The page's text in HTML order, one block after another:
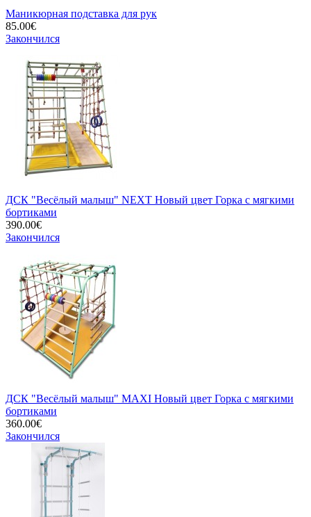
Маникюрная подставка для рук
85.00€
Закончился
ДСК "Весёлый малыш" NEXT Новый цвет Горка с мягкими
бортиками
390.00€
Закончился
ДСК "Весёлый малыш" MAXI Новый цвет Горка с мягкими
бортиками
360.00€
Закончился